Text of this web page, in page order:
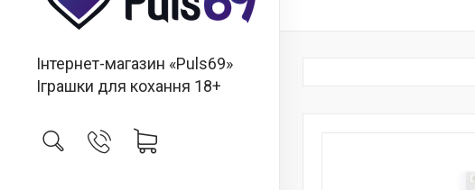
Інтернет-магазин «Puls69»
Іграшки для кохання 18+